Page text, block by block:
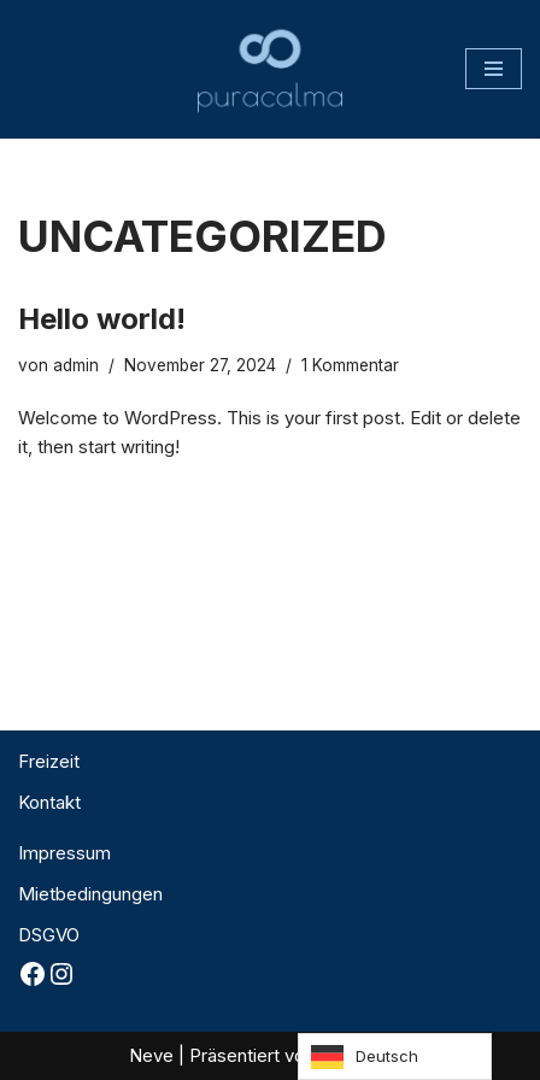
UNCATEGORIZED
Hello world!
von admin November 27, 2024 1 Kommentar
Welcome to WordPress. This is your first post. Edit or delete
it, then start writing!
Freizeit
Kontakt
Impressum
Mietbedingungen
DSGVO
Neve | Präsentiert vonWordPress
Deutsch